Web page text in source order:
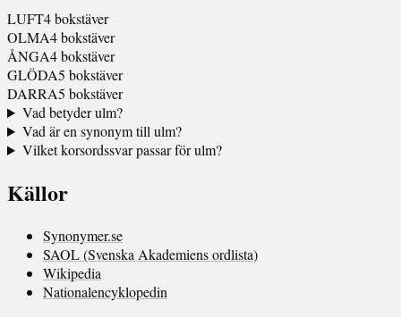
LUFT4 bokstäver
OLMA4 bokstäver
ÅNGA4 bokstäver
GLÖDA5 bokstäver
DARRA5 bokstäver
Vad betyder ulm?
Vad är en synonym till ulm?
Vilket korsordssvar passar för ulm?
Källor
Synonymer.se
SAOL (Svenska Akademiens ordlista)
Wikipedia
Nationalencyklopedin